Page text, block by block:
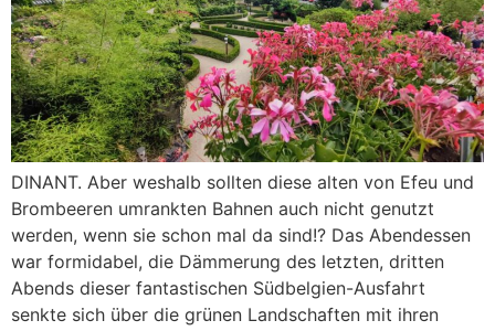
DINANT. Aber weshalb sollten diese alten von Efeu und
Brombeeren umrankten Bahnen auch nicht genutzt
werden, wenn sie schon mal da sind!? Das Abendessen
war formidabel, die Dämmerung des letzten, dritten
Abends dieser fantastischen Südbelgien-Ausfahrt
senkte sich über die grünen Landschaften mit ihren